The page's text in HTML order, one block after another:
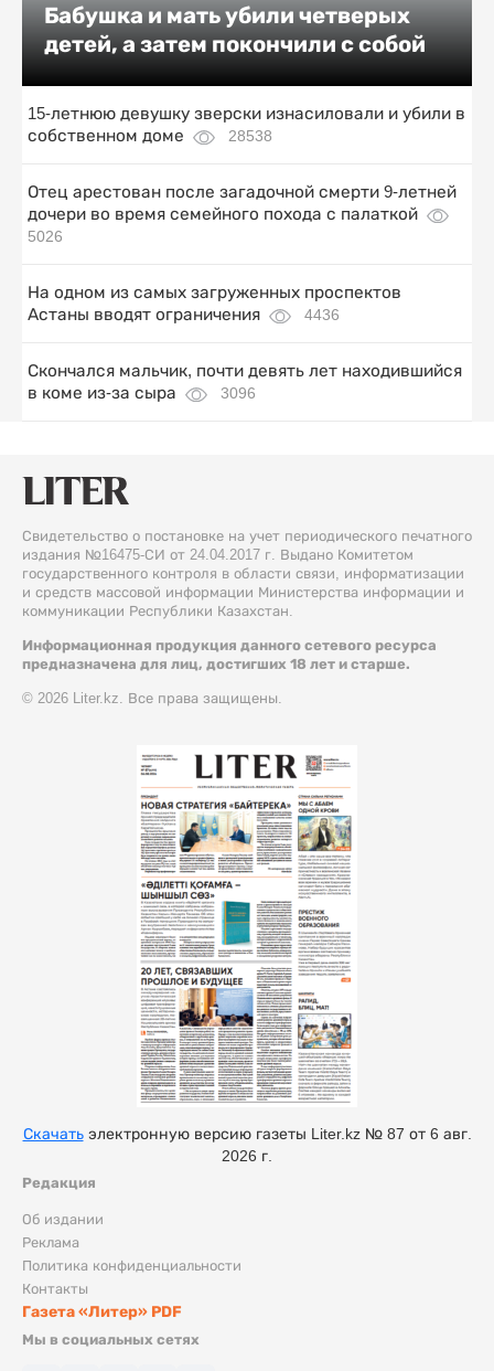
Бабушка и мать убили четверых
детей, а затем покончили с собой
15-летнюю девушку зверски изнасиловали и убили в
собственном доме
28538
Отец арестован после загадочной смерти 9-летней
дочери во время семейного похода с палаткой
5026
На одном из самых загруженных проспектов
Астаны вводят ограничения
4436
Скончался мальчик, почти девять лет находившийся
в коме из-за сыра
3096
Свидетельство о постановке на учет периодического печатного
издания №16475-СИ от 24.04.2017 г. Выдано Комитетом
государственного контроля в области связи, информатизации
и средств массовой информации Министерства информации и
коммуникации Республики Казахстан.
Информационная продукция данного сетевого ресурса
предназначена для лиц, достигших 18 лет и старше.
© 2026 Liter.kz. Все права защищены.
Редакция
Об издании
Реклама
Политика конфиденциальности
Контакты
Газета «Литер» PDF
Мы в социальных сетях
Скачатьэлектронную версию газеты Liter.kz № 87 от 6 авг.
2026 г.